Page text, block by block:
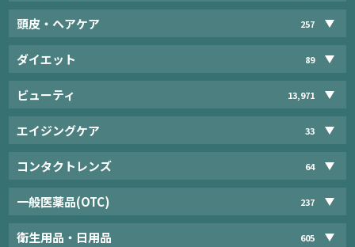
頭皮・ヘアケア 257
ダイエット 89
ビューティ 13,971
エイジングケア 33
コンタクトレンズ 64
一般医薬品(OTC) 237
衛生用品・日用品 605